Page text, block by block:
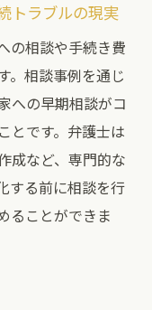
トラブルの現実
の相談や手続き費
。相談事例を通じ
への早期相談がコ
とです。弁護士は
成など、専門的な
する前に相談を行
ることができま